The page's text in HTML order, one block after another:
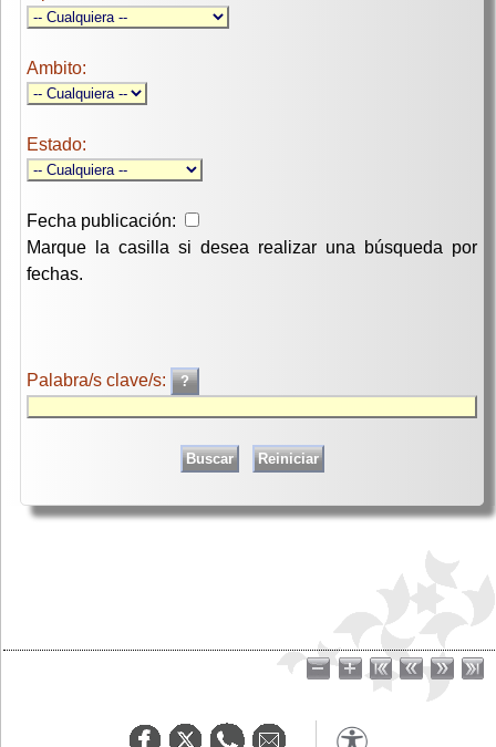
Ambito:
Estado:
Fecha publicación:
Marque la casilla si desea realizar una búsqueda por
fechas.
Palabra/s clave/s: